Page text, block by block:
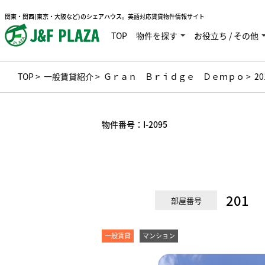
関東・関西(東京・大阪など)のシェアハウス。英語対応賃貸物件情報サイト
TOP 物件を探す お役立ち / その他
TOP> 一般賃貸紹介> Ｇｒａｎ Ｂｒｉｄｇｅ Ｄｅｍｐｏ >
物件番号： I-2095
部屋番号 201
一般賃貸 マンション